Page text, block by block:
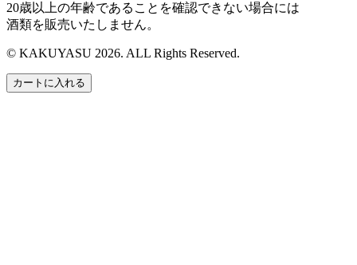
20歳以上の年齢であることを確認できない場合には
酒類を販売いたしません。
© KAKUYASU 2026. ALL Rights Reserved.
カートに入れる